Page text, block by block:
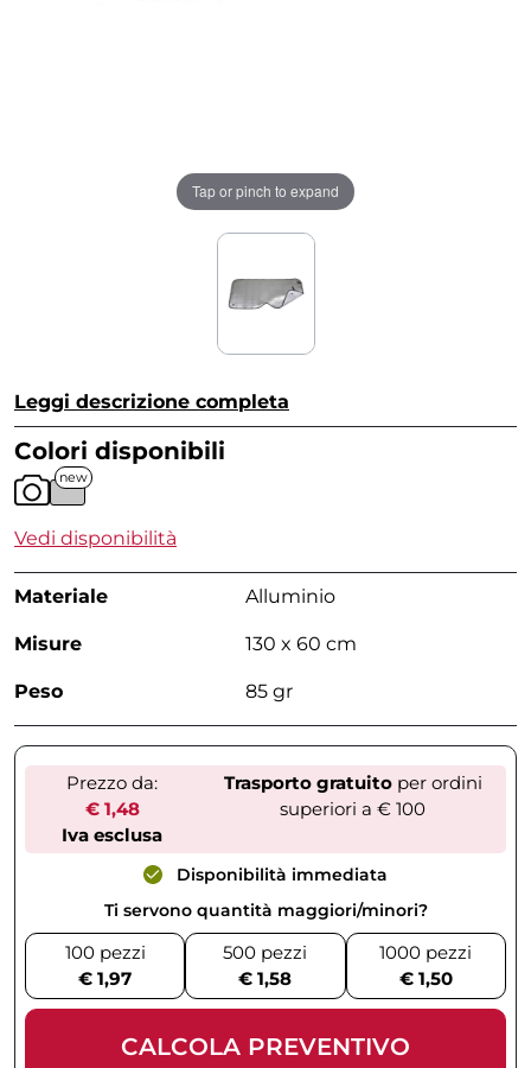
Tap or pinch to expand
Leggi descrizione completa
Colori disponibili
new
Vedi disponibilità
Materiale Alluminio
Misure 130 x 60 cm
Peso 85 gr
Prezzo da:
€ 1,48
Iva esclusa
Trasporto gratuitoper ordini
superiori a € 100
Disponibilità immediata
Ti servono quantità maggiori/minori?
100 pezzi
€ 1,97
500 pezzi
€ 1,58
1000 pezzi
€ 1,50
CALCOLA PREVENTIVO